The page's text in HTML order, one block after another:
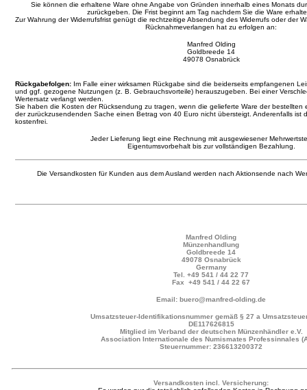
Sie können die erhaltene Ware ohne Angabe von Gründen innerhalb eines Monats
zurückgeben. Die Frist beginnt am Tag nachdem Sie die Ware
Zur Wahrung der Widerrufsfrist genügt die rechtzeitige Absendung des Widerrufs oder der
Rücknahmeverlangen hat zu erfolgen an:
Manfred Olding
Goldbreede 14
49078 Osnabrück
Rückgabefolgen: Im Falle einer wirksamen Rückgabe sind die beiderseits empfangenen
und ggf. gezogene Nutzungen (z. B. Gebrauchsvorteile) herauszugeben. Bei einer
Wertersatz verlangt werden.
Sie haben die Kosten der Rücksendung zu tragen, wenn die gelieferte Ware der bestellten
der zurückzusendenden Sache einen Betrag von 40 Euro nicht übersteigt. Anderenfalls ist
kostenfrei.
Jeder Lieferung liegt eine Rechnung mit ausgewiesener
Eigentumsvorbehalt bis zur vollständigen Bezahlung.
Die Versandkosten für Kunden aus dem Ausland werden nach Aktionsende nach
Manfred Olding
Münzenhandlung
Goldbreede 14
49078 Osnabrück
Germany
Tel. +49 541 / 44 22 77
Fax +49 541 / 44 22 67
Email: buero@manfred-olding.de
Umsatzsteuer-Identifikationsnummer gemäß § 27 a
DE117626815
Mitglied im Verband der deutschen Münzenhändler e.V.
Association Internationale des Numismates Professinnales
Steuernummer: 236613200372
Versandkosten incl. Versicherung: